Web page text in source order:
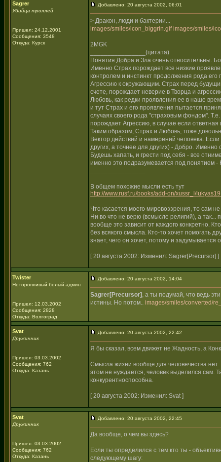
Sagrer
Убийца троллей
Пришел: 24.12.2001
Сообщения: 3548
Откуда: Курск
Добавлено: 20 августа 2002, 06:01
> Дракон, люди и бактерии...
images/smiles/icon_biggrin.gif images/smiles/
2MGK
________________(цитата)
Понятия Добра и Зла очень относительны.
Именно Страх порождает все низкие
контролем и инстинкт продолжения рода
Агрессию к окружающим. Страх перед
счете, порождает неверие в Творца и
Любовь, как редки проявления ее в наше
и тут Страх и его проявления пытается
случаях своего рода "страховым фондом".
порождает Агрессию, в случае если
Таким образом, Страх и Любовь, тоже
Вектор действий и намерений человека.
других, а точнее для других) - Добро.
Будешь хапать, и грести под себя - все
именно это подразумевается под понятием -
В общем похожие мысли есть тут
http://www.rusf.ru/books/add-on/xussr_l/
Что касается моего мировоззрения, то сам
Ни во что не верю (всмысле религий), а
вообще это зависит от каждого конкретно.
без всякого смысла. Кто-то хочет помогать
знает, чего он хочет, потому и задумывается
[ 20 августа 2002: Изменил: Sagrer[Precursor] ]
Twister
Неторопливый белый админ
Пришел: 12.03.2002
Сообщения: 2828
Откуда: Волгоград
Добавлено: 20 августа 2002, 14:04
Sagrer[Precursor] , а ты подумай, что ведь
истины. Но потом.. images/smiles/converted/
Svat
Дружинник
Пришел: 03.03.2002
Сообщения: 762
Откуда: Казань
Добавлено: 20 августа 2002, 22:42
Я бы сказал, всем движет не Жадность, а
Смысла жизни вообще для человечества нет.
этом не нуждается, человек выделился сам.
конкурентноспособна.
[ 20 августа 2002: Изменил: Svat ]
Svat
Дружинник
Пришел: 03.03.2002
Сообщения: 762
Откуда: Казань
Добавлено: 20 августа 2002, 22:45
Да вообще, о чем вы здесь?
Если ты определился с тем кто ты -
следующему шагу: